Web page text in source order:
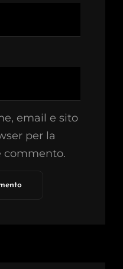
email e sito
per la
commento.